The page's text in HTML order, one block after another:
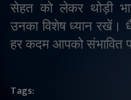
सेहत को लेकर थोड़ी
उनका विशेष ध्यान रखें।
हर कदम आपको संभावित
Tags: